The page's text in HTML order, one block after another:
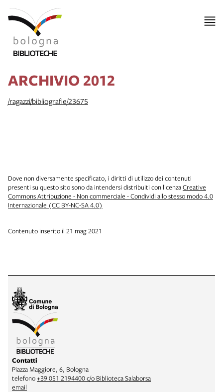
ARCHIVIO 2012
/ragazzi/bibliografie/23675
Dove non diversamente specificato, i diritti di utilizzo dei contenuti
presenti su questo sito sono da intendersi distribuiti con licenzaCreative
Commons Attribuzione - Non commerciale - Condividi allo stesso modo 4.0
Internazionale (CC BY-NC-SA 4.0)
Contenuto inserito il 21 mag 2021
Contatti
Piazza Maggiore, 6, Bologna
telefono+39 051 2194400 c/o Biblioteca Salaborsa
email